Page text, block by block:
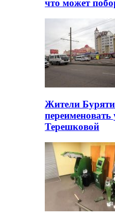
что может
Жители
Терешковой